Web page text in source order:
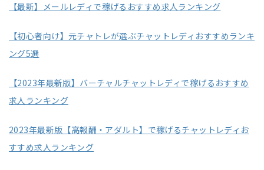
【最新】メールレディで稼げるおすすめ求人ランキング
【初心者向け】元チャトレが選ぶチャットレディおすすめランキ
ング5選
【2023年最新版】バーチャルチャットレディで稼げるおすすめ
求人ランキング
2023年最新版【高報酬・アダルト】で稼げるチャットレディお
すすめ求人ランキング